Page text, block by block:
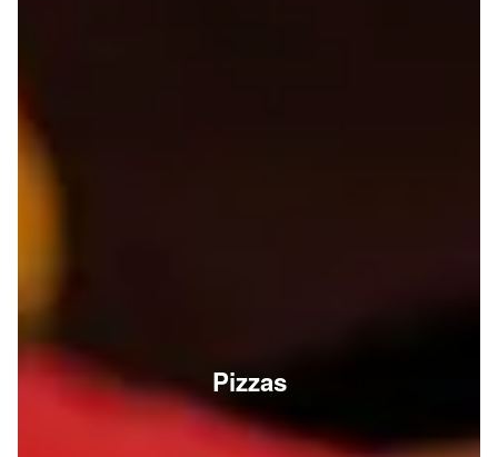
Pizzas